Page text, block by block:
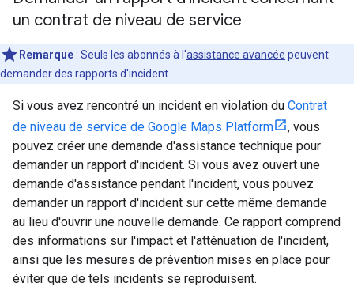
un contrat de niveau de service
Remarque : Seuls les abonnés à l'assistance avancée peuvent
demander des rapports d'incident.
Si vous avez rencontré un incident en violation du Contrat
de niveau de service de Google Maps Platform
, vous
pouvez créer une demande d'assistance technique pour
demander un rapport d'incident. Si vous avez ouvert une
demande d'assistance pendant l'incident, vous pouvez
demander un rapport d'incident sur cette même demande
au lieu d'ouvrir une nouvelle demande. Ce rapport comprend
des informations sur l'impact et l'atténuation de l'incident,
ainsi que les mesures de prévention mises en place pour
éviter que de tels incidents se reproduisent.